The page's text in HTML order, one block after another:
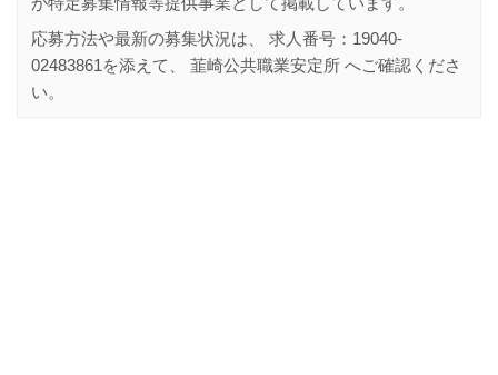
応募方法や最新の募集状況は、 求人番号： 19040-
02483861 を添えて、 韮崎公共職業安定所 へご確認くださ
い。